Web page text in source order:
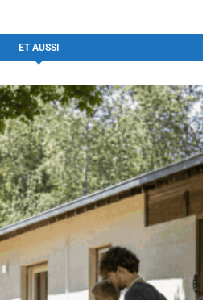
ET AUSSI